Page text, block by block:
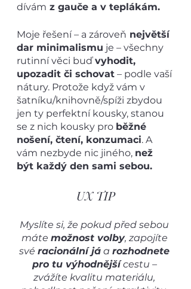
dívám z gauče a v teplákám.
Moje řešení – a zároveň největší
dar minimalismu je – všechny
rutinní věci buď vyhodit,
upozadit či schovat – podle vaší
nátury. Protože když vám v
šatníku/knihovně/spíži zbydou
jen ty perfektní kousky, stanou
se z nich kousky pro běžné
nošení, čtení, konzumaci. A
vám nezbyde nic jiného, než
být každý den sami sebou.
UX TIP
Myslíte si, že pokud před sebou
máte možnost volby, zapojíte
své racionální já a rozhodnete
pro tu výhodnější cestu –
zvážíte kvalitu materiálu,